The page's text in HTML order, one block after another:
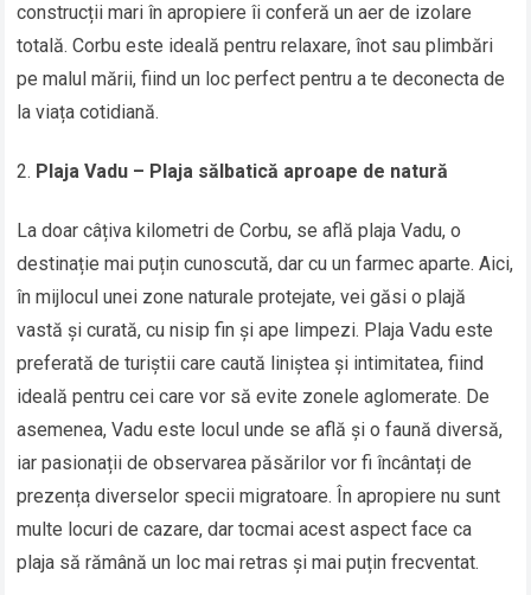
construcții mari în apropiere îi conferă un aer de izolare
totală. Corbu este ideală pentru relaxare, înot sau plimbări
pe malul mării, fiind un loc perfect pentru a te deconecta de
la viața cotidiană.
Plaja Vadu – Plaja sălbatică aproape de natură
La doar câțiva kilometri de Corbu, se află plaja Vadu, o
destinație mai puțin cunoscută, dar cu un farmec aparte. Aici,
în mijlocul unei zone naturale protejate, vei găsi o plajă
vastă și curată, cu nisip fin și ape limpezi. Plaja Vadu este
preferată de turiștii care caută liniștea și intimitatea, fiind
ideală pentru cei care vor să evite zonele aglomerate. De
asemenea, Vadu este locul unde se află și o faună diversă,
iar pasionații de observarea păsărilor vor fi încântați de
prezența diverselor specii migratoare. În apropiere nu sunt
multe locuri de cazare, dar tocmai acest aspect face ca
plaja să rămână un loc mai retras și mai puțin frecventat.